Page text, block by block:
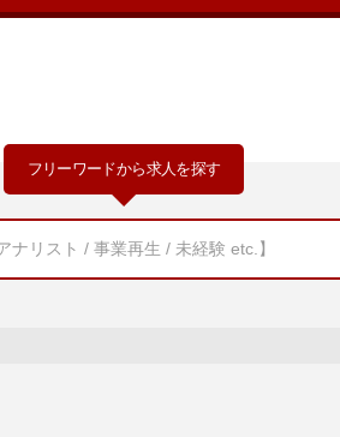
フリーワードから求人を探す